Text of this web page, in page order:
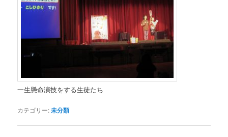
一生懸命演技をする生徒たち
カテゴリー:未分類